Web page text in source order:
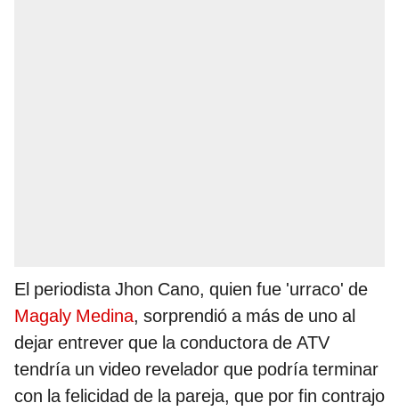
El periodista Jhon Cano, quien fue 'urraco' de
Magaly Medina, sorprendió a más de uno al
dejar entrever que la conductora de ATV
tendría un video revelador que podría terminar
con la felicidad de la pareja, que por fin contrajo